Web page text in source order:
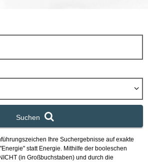
Suchen
Ihre Suchergebnisse auf exakte
statt Energie. Mithilfe der booleschen
(in Großbuchstaben) und durch die